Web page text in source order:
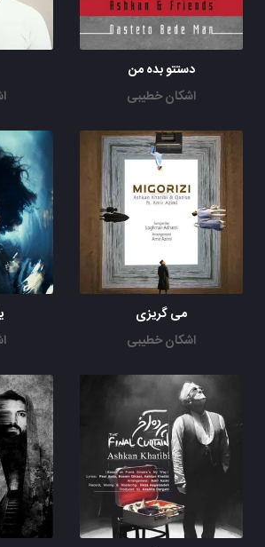
دستتو بده من
اشکان خطیبی
می گریزی
اشکان خطیبی